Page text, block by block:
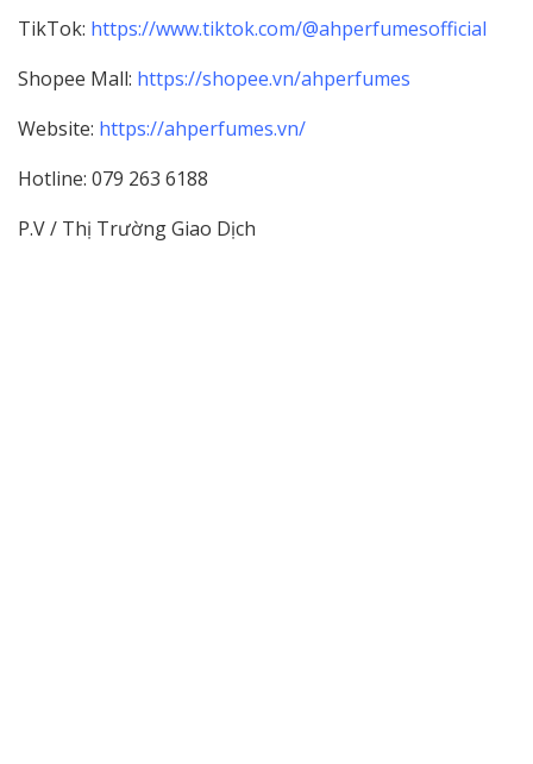
TikTok: https://www.tiktok.com/@ahperfumesofficial
Shopee Mall: https://shopee.vn/ahperfumes
Website: https://ahperfumes.vn/
Hotline: 079 263 6188
P.V / Thị Trường Giao Dịch